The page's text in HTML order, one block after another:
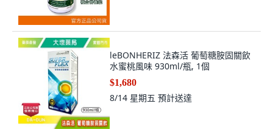
leBONHERIZ 法森活 葡萄糖胺固關飲
水蜜桃風味 930ml/瓶, 1個
$1,680
8/14 星期五 預計送達